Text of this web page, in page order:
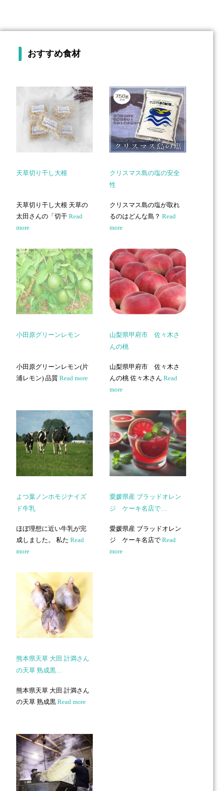
おすすめ食材
天草切り干し大根
天草切り干し大根 天草の
太田さんの「切干Read
more
小田原グリーンレモン
小田原グリーンレモン(片
浦レモン) 品質Read more
よつ葉ノンホモジナイズ
ド牛乳
ほぼ理想に近い牛乳が完
成しました。 私たRead
more
熊本県天草 大田 計満さん
の天草 熟成黒…
熊本県天草 大田 計満さん
の天草 熟成黒Read more
クリスマス島の塩の安全
性
クリスマス島の塩が取れ
るのはどんな島？Read
more
山梨県甲府市 佐々木さ
んの桃
山梨県甲府市 佐々木さ
んの桃 佐々木さんRead
more
愛媛県産 ブラッドオレン
ジ ケーキ名店で…
愛媛県産 ブラッドオレン
ジ ケーキ名店でRead
more